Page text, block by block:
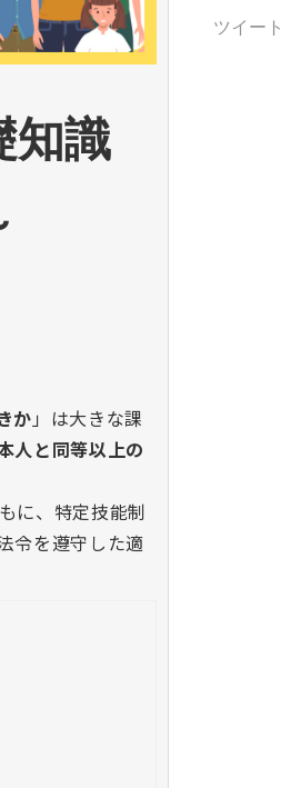
知識
か 」は大きな課
人と同等以上の
に、特定技能制
令を遵守した適
ツイート